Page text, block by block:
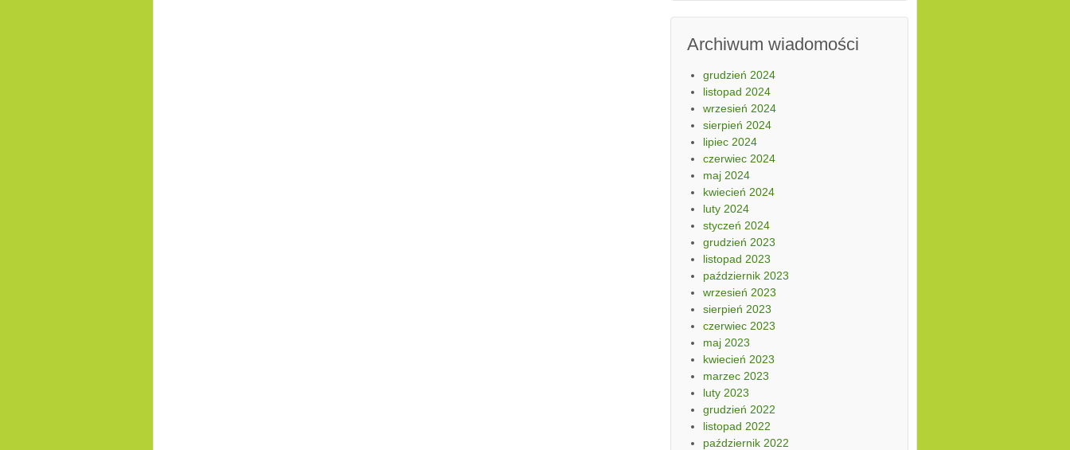
Archiwum wiadomości
grudzień 2024
listopad 2024
wrzesień 2024
sierpień 2024
lipiec 2024
czerwiec 2024
maj 2024
kwiecień 2024
luty 2024
styczeń 2024
grudzień 2023
listopad 2023
październik 2023
wrzesień 2023
sierpień 2023
czerwiec 2023
maj 2023
kwiecień 2023
marzec 2023
luty 2023
grudzień 2022
listopad 2022
październik 2022